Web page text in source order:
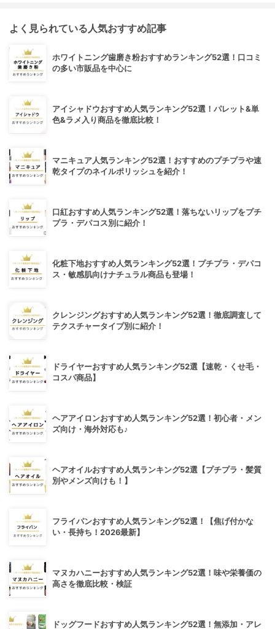
よく見られている人気おすすめ記事
ホワイトニング歯磨き粉おすすめランキング52選！口コミ
の多い市販品を中心に
アイシャドウおすすめ人気ランキング52選！パレット&単
色&ラメ入り商品を徹底比較！
マニキュア人気ランキング52選！おすすめのプチプラや速
乾タイプのネイルポリッシュを紹介！
口紅おすすめ人気ランキング52選！落ちないリップをプチ
プラ・デパコス別に紹介！
化粧下地おすすめ人気ランキング52選！プチプラ・デパコ
ス・敏感肌向けナチュラル商品も登場！
クレンジングおすすめ人気ランキング52選！徹底調査して
テクスチャータイプ別に紹介！
ドライヤーおすすめ人気ランキング52選【速乾・くせ毛・
コスパ商品】
ヘアアイロンおすすめ人気ランキング52選！初心者・メン
ズ向け・海外対応も♪
ヘアオイルおすすめ人気ランキング52選【プチプラ・髪質
別やメンズ向けも！】
フライパンおすすめ人気ランキング52選！【焦げ付かな
い・長持ち！2026最新】
マヌカハニーおすすめ人気ランキング52選！味や栄養価の
高さを徹底比較・検証
ドッグフードおすすめ人気ランキング52選！無添加・アレ